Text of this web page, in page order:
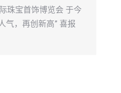
珠宝首饰博览会 于今
气，再创新高” 喜报